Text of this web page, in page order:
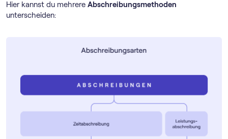
Hier kannst du mehrere Abschreibungsmethoden
unterscheiden: